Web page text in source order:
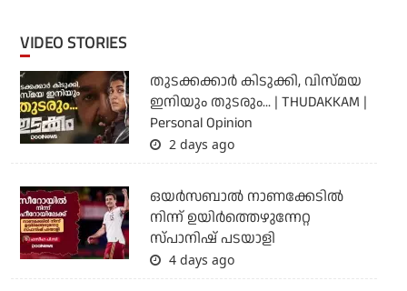
VIDEO STORIES
തുടക്കക്കാര്‍ കിടുക്കി, വിസ്മയ
ഇനിയും തുടരും... | THUDAKKAM |
Personal Opinion
2 days ago
ഒയര്‍സബാൽ നാണക്കേടിൽ
നിന്ന് ഉയിർത്തെഴുന്നേറ്റ
സ്പാനിഷ് പടയാളി
4 days ago